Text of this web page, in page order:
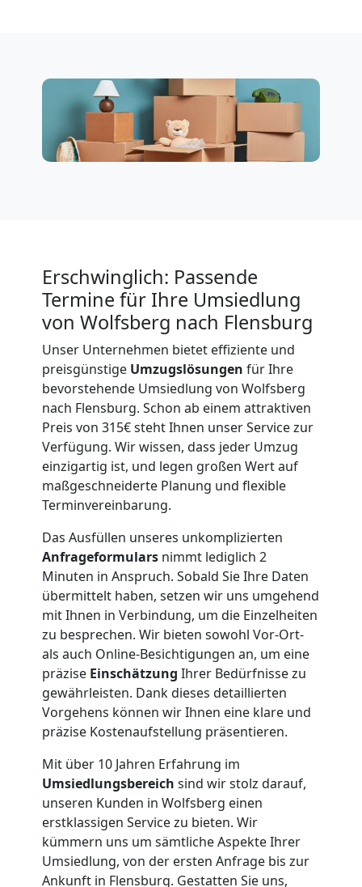
Erschwinglich: Passende
Termine für Ihre Umsiedlung
von Wolfsberg nach Flensburg
Unser Unternehmen bietet effiziente und
preisgünstige Umzugslösungen für Ihre
bevorstehende Umsiedlung von Wolfsberg
nach Flensburg. Schon ab einem attraktiven
Preis von 315€ steht Ihnen unser Service zur
Verfügung. Wir wissen, dass jeder Umzug
einzigartig ist, und legen großen Wert auf
maßgeschneiderte Planung und flexible
Terminvereinbarung.
Das Ausfüllen unseres unkomplizierten
Anfrageformulars nimmt lediglich 2
Minuten in Anspruch. Sobald Sie Ihre Daten
übermittelt haben, setzen wir uns umgehend
mit Ihnen in Verbindung, um die Einzelheiten
zu besprechen. Wir bieten sowohl Vor-Ort-
als auch Online-Besichtigungen an, um eine
präzise Einschätzung Ihrer Bedürfnisse zu
gewährleisten. Dank dieses detaillierten
Vorgehens können wir Ihnen eine klare und
präzise Kostenaufstellung präsentieren.
Mit über 10 Jahren Erfahrung im
Umsiedlungsbereich sind wir stolz darauf,
unseren Kunden in Wolfsberg einen
erstklassigen Service zu bieten. Wir
kümmern uns um sämtliche Aspekte Ihrer
Umsiedlung, von der ersten Anfrage bis zur
Ankunft in Flensburg. Gestatten Sie uns,
National
Möbeltransport
National
Beiladung
International
Internationaler
Umzug
Nationaler
Umzug